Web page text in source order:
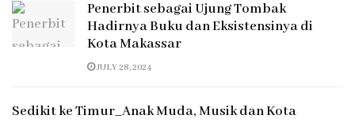
Penerbit sebagai Ujung Tombak
Hadirnya Buku dan Eksistensinya di
Kota Makassar
JULY 28, 2024
Sedikit ke Timur_Anak Muda, Musik dan Kota